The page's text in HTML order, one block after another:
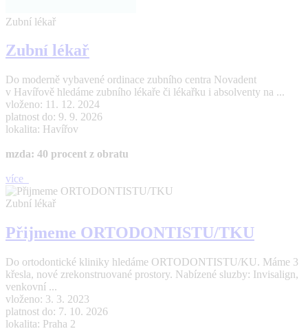
Zubní lékař
Zubní lékař
Do moderně vybavené ordinace zubního centra Novadent
v Havířově hledáme zubního lékaře či lékařku i absolventy na ...
vloženo: 11. 12. 2024
platnost do: 9. 9. 2026
lokalita: Havířov
mzda: 40 procent z obratu
více
Zubní lékař
Přijmeme ORTODONTISTU/TKU
Do ortodontické kliniky hledáme ORTODONTISTU/KU. Máme 3
křesla, nové zrekonstruované prostory. Nabízené sluzby: Invisalign,
venkovní ...
vloženo: 3. 3. 2023
platnost do: 7. 10. 2026
lokalita: Praha 2